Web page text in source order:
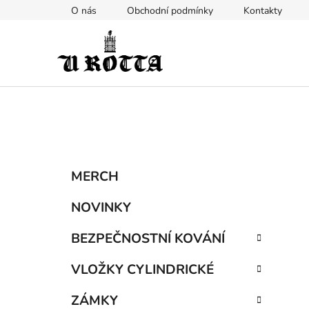
O nás Obchodní podmínky Kontakty
Přeskočit
kategorie
MERCH
NOVINKY
BEZPEČNOSTNÍ KOVÁNÍ
VLOŽKY CYLINDRICKÉ
ZÁMKY